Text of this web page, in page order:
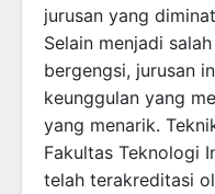
jurusan yang
Selain menjadi
bergengsi, jurusan
keunggulan yang
yang menarik.
Fakultas Teknologi
telah terakreditasi